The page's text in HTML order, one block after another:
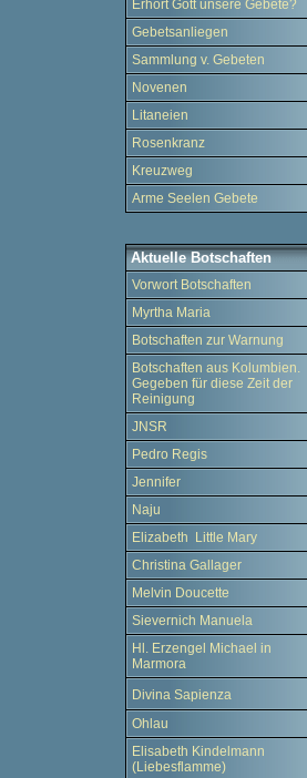
Erhört Gott unsere Gebete?
Gebetsanliegen
Sammlung v. Gebeten
Novenen
Litaneien
Rosenkranz
Kreuzweg
Arme Seelen Gebete
Aktuelle Botschaften
Vorwort Botschaften
Myrtha Maria
Botschaften zur Warnung
Botschaften aus Kolumbien.
Gegeben für diese Zeit der
Reinigung
JNSR
Pedro Regis
Jennifer
Naju
Elizabeth Little Mary
Christina Gallager
Melvin Doucette
Sievernich Manuela
Hl. Erzengel Michael in
Marmora
Divina Sapienza
Ohlau
Elisabeth Kindelmann
(Liebesflamme)